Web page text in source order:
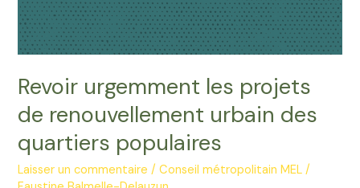
Revoir urgemment les projets
de renouvellement urbain des
quartiers populaires
Laisser un commentaire /Conseil métropolitain MEL /